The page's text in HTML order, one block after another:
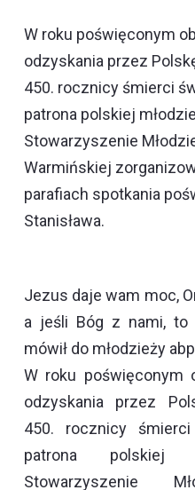
W roku poświęconym
odzyskania przez
450. rocznicy śmierci
patrona polskiej
Stowarzyszenie
Warmińskiej
parafiach spotkania
Stanisława.
Jezus daje wam moc,
a jeśli Bóg z nami, to
mówił do młodzieży
W roku poświęconym
odzyskania przez
450. rocznicy
patrona polskiej
Stowarzyszenie